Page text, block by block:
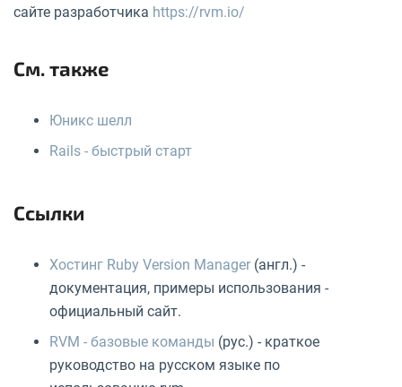
сайте разработчика https://rvm.io/
См. также
Юникс шелл
Rails - быстрый старт
Ссылки
Хостинг Ruby Version Manager (англ.) -
документация, примеры использования -
официальный сайт.
RVM - базовые команды (рус.) - краткое
руководство на русском языке по